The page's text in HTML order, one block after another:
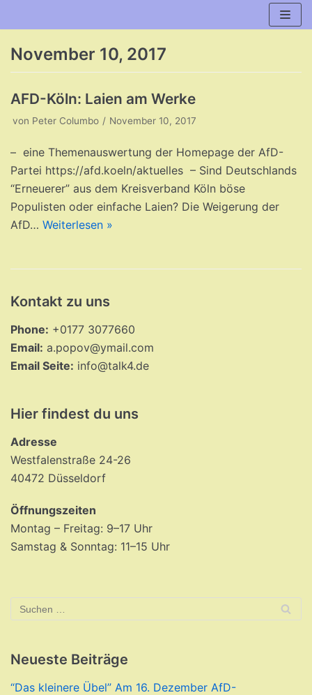
November 10, 2017
AFD-Köln: Laien am Werke
von Peter Columbo November 10, 2017
– eine Themenauswertung der Homepage der AfD-
Partei https://afd.koeln/aktuelles – Sind Deutschlands
“Erneuerer” aus dem Kreisverband Köln böse
Populisten oder einfache Laien? Die Weigerung der
AfD… Weiterlesen »
Kontakt zu uns
Phone: +0177 3077660
Email: a.popov@ymail.com
Email Seite: info@talk4.de
Hier findest du uns
Adresse
Westfalenstraße 24-26
40472 Düsseldorf
Öffnungszeiten
Montag – Freitag: 9–17 Uhr
Samstag & Sonntag: 11–15 Uhr
Neueste Beiträge
“Das kleinere Übel” Am 16. Dezember AfD-